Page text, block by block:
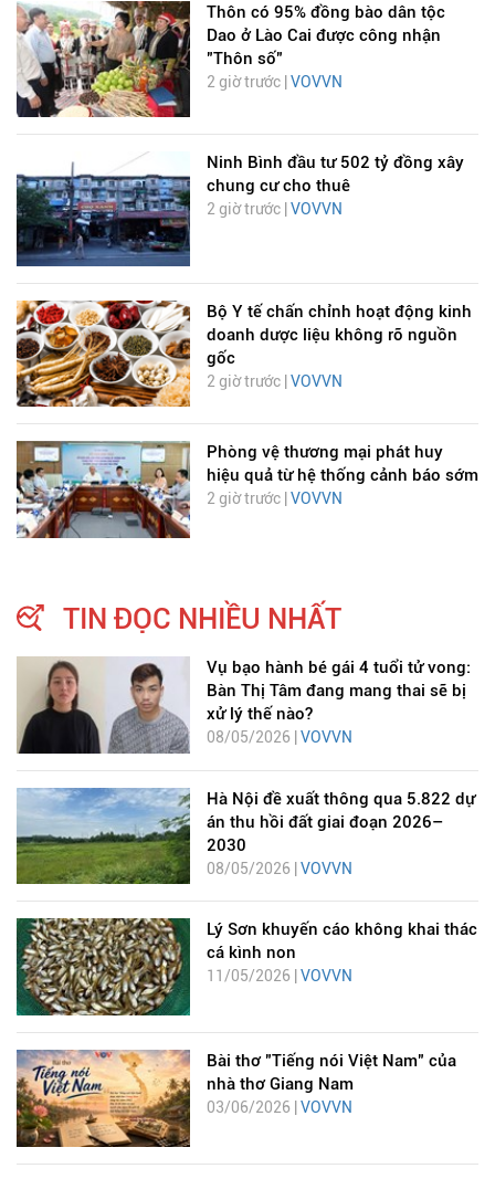
Thôn có 95% đồng bào dân tộc
Dao ở Lào Cai được công nhận
"Thôn số"
2 giờ trước | VOVVN
Ninh Bình đầu tư 502 tỷ đồng xây
chung cư cho thuê
2 giờ trước |VOVVN
Bộ Y tế chấn chỉnh hoạt động kinh
doanh dược liệu không rõ nguồn
gốc
2 giờ trước | VOVVN
Phòng vệ thương mại phát huy
hiệu quả từ hệ thống cảnh báo sớm
2 giờ trước | VOVVN
TIN ĐỌC NHIỀU NHẤT
Vụ bạo hành bé gái 4 tuổi tử vong:
Bàn Thị Tâm đang mang thai sẽ bị
xử lý thế nào?
08/05/2026 | VOVVN
Hà Nội đề xuất thông qua 5.822 dự
án thu hồi đất giai đoạn 2026–
2030
08/05/2026 |VOVVN
Lý Sơn khuyến cáo không khai thác
cá kình non
11/05/2026 | VOVVN
Bài thơ "Tiếng nói Việt Nam" của
nhà thơ Giang Nam
03/06/2026 | VOVVN